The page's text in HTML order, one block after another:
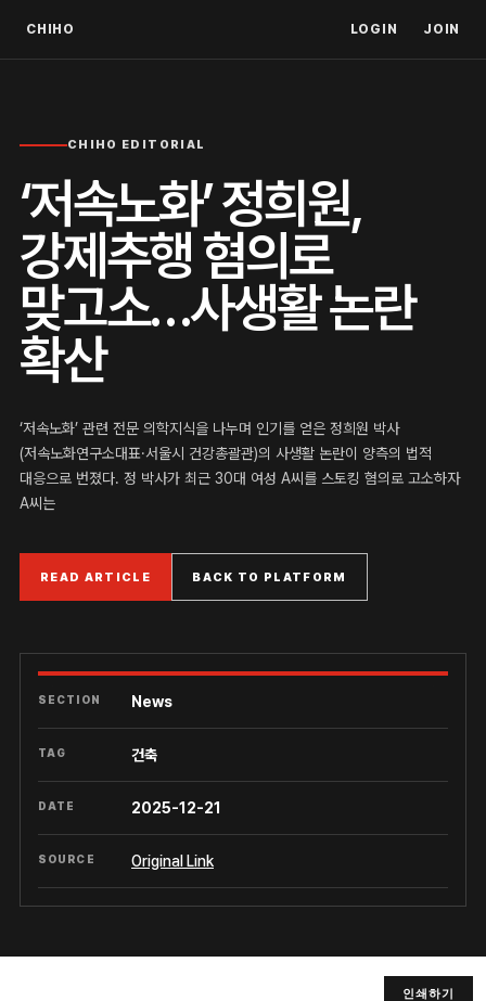
CHIHO LOGIN JOIN
CHIHO EDITORIAL
‘저속노화’ 정희원,
강제추행 혐의로
맞고소…사생활 논란
확산
‘저속노화’ 관련 전문 의학지식을 나누며 인기를 얻은 정희원 박사
(저속노화연구소대표·서울시 건강총괄관)의 사생활 논란이 양측의 법적
대응으로 번졌다. 정 박사가 최근 30대 여성 A씨를 스토킹 혐의로 고소하자
A씨는
READ ARTICLE BACK TO PLATFORM
SECTION News
TAG 건축
DATE 2025-12-21
SOURCE Original Link
인쇄하기